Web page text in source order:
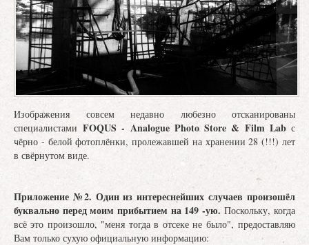
Изображения совсем недавно любезно отсканированы
специалистами FOQUS - Analogue Photo Store & Film Labс
чёрно - белой фотоплёнки, пролежавшей на хранении 28 (!!!) лет
в свёрнутом виде.
Приложение №2. Один из интереснейших случаев произошёл
буквально перед моим прибытием на 149 -ую.Поскольку, когда
всё это произошло, "меня тогда в отсеке не было", предоставляю
Вам только сухую официальную информацию: